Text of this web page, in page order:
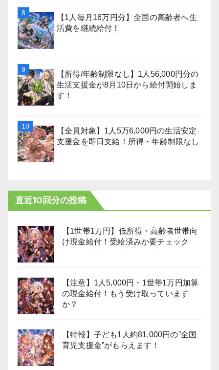
【1人毎月16万円分】全国の高齢者へ生
活費を継続給付！
【所得/年齢制限なし】1人56,000円分の
生活支援金が8月10日から給付開始しま
す！
【全員対象】1人5万6,000円の生活安定
支援金を即日支給！所得・年齢制限なし
直近10回分の投稿
【1世帯1万円】低所得・高齢者世帯向
け現金給付！受給済みか要チェック
【注意】1人5,000円・1世帯1万円加算
の現金給付！もう受け取っています
か？
【特報】子ども1人約81,000円の”全国
育児支援金”がもらえます！